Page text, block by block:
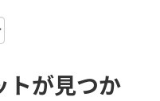
トが見つか